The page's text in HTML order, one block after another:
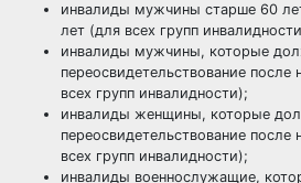
инвалиды мужчины старше 60
лет (для всех групп
инвалиды мужчины, которые
переосвидетельствование после
всех групп инвалидности);
инвалиды женщины, которые
переосвидетельствование после
всех групп инвалидности);
инвалиды военнослужащие,